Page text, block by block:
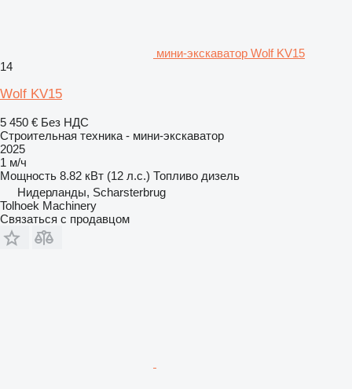
мини-экскаватор Wolf KV15
14
Wolf KV15
5 450 € Без НДС
Строительная техника - мини-экскаватор
2025
1 м/ч
Мощность 8.82 кВт (12 л.с.) Топливо дизель
Нидерланды, Scharsterbrug
Tolhoek Machinery
Связаться с продавцом